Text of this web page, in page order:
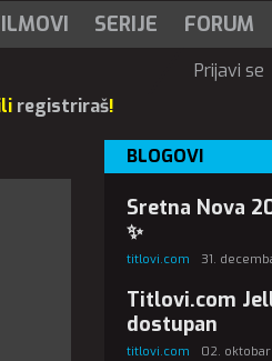
SERIJE FORUM
Prijavi se
registriraš!
BLOGOVI
Sretna Nova
✨
titlovi.com 31.
Titlovi.com
dostupan
titlovi.com 02.